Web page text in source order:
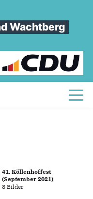
Wachtberg
41. Köllenhoffest
(September 2021)
8 Bilder